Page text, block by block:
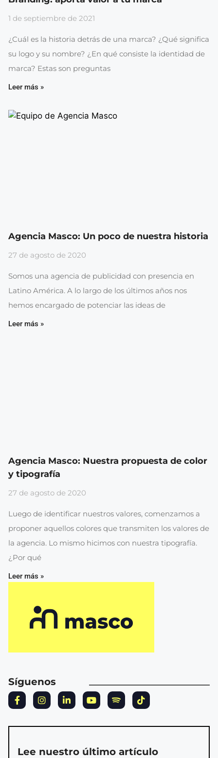
1 de septiembre de 2021
¿Cuál es la historia detrás de una marca? ¿Qué significa
su logo y su nombre? ¿En qué consiste la identidad de
marca? Estas son preguntas
Leer más »
Agencia Masco: Un poco de nuestra historia
27 de agosto de 2020
Somos una agencia de publicidad con presencia en
Latino América. A lo largo de los últimos años nos
hemos encargado de potenciar las ideas de
Leer más »
Agencia Masco: Nuestra propuesta de color
y tipografía
27 de agosto de 2020
Luego de identificar nuestros valores, comenzamos a
proponer aquellos colores que transmiten los valores de
la agencia. Lo mismo hicimos con nuestra tipografía.
¿Por qué
Leer más »
Síguenos
Lee nuestro último artículo